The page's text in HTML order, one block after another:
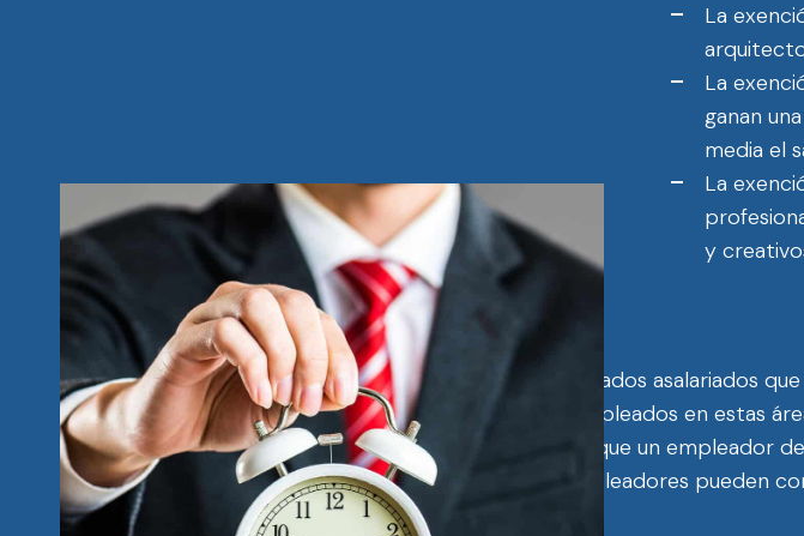
La
La
ganan
media el
La
y
Las exenciones de horas extra suelen aplicarse a empleados asalariados
dirección independiente. Sin embargo, no todos los empleados en estas
requisitos de salario y responsabilidad salarial antes de que un empleador
California, donde las horas extras son comunes, los empleadores pueden
pagadas sin cumplir estos requisitos.